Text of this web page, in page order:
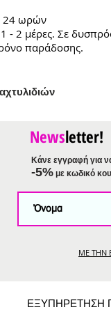
24 ωρών
2 μέρες. Σε
παράδοσης.
Newsletter!
Κάνε εγγραφή για
-5% με κωδικό
ΜΕ ΤΗΝ
ΕΞΥΠΗΡΕΤΗΣΗ